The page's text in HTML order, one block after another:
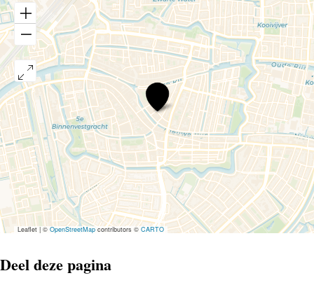
Pride
Leiden,
Kerkdienst
Leaflet|©OpenStreetMap contributors ©CARTO
Deel deze pagina